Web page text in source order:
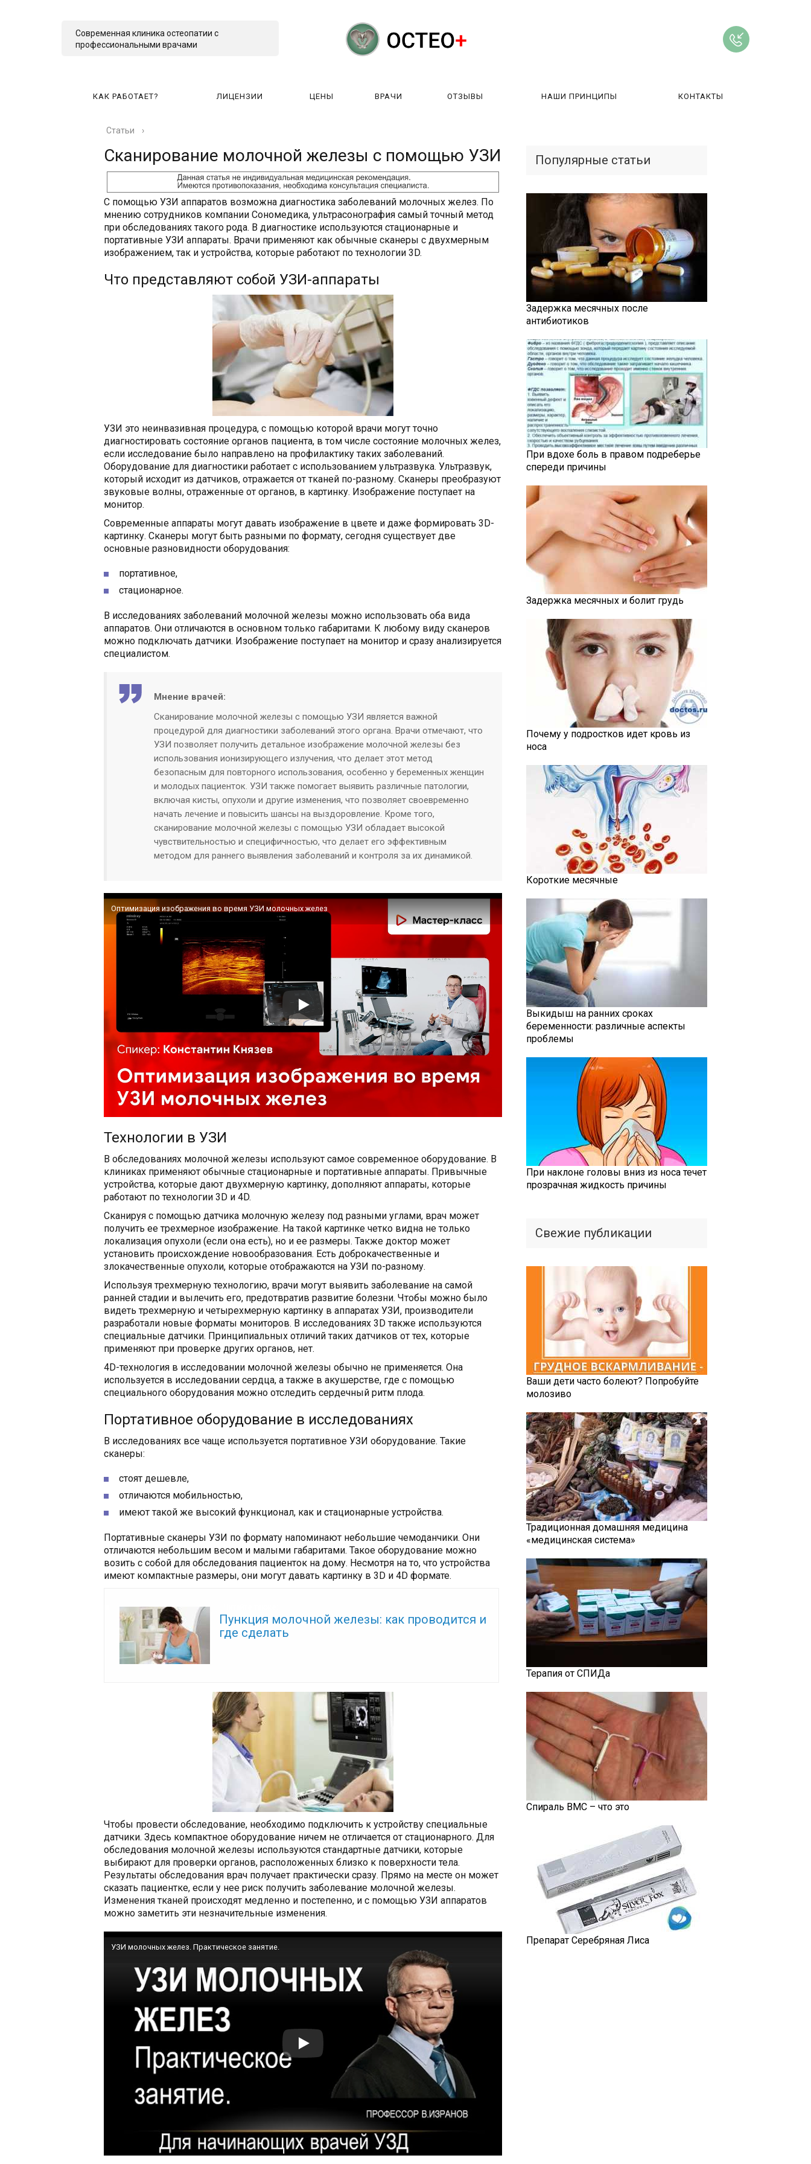
Современная клиника остеопатии с
профессиональными врачами
КАК РАБОТАЕТ? ЛИЦЕНЗИИ ЦЕНЫ ВРАЧИ ОТЗЫВЫ НАШИ ПРИНЦИПЫ КОНТАКТЫ
КАК РАБОТАЕТ? ВРАЧИ
Статьи ›
Сканирование молочной железы с помощью УЗИ
С помощью УЗИ аппаратов возможна диагностика заболеваний молочных желез. По
мнению сотрудников компании Сономедика, ультрасонография самый точный метод
при обследованиях такого рода. В диагностике используются стационарные и
портативные УЗИ аппараты. Врачи применяют как обычные сканеры с двухмерным
изображением, так и устройства, которые работают по технологии 3D.
Что представляют собой УЗИ-аппараты
УЗИ это неинвазивная процедура, с помощью которой врачи могут точно
диагностировать состояние органов пациента, в том числе состояние молочных желез,
если исследование было направлено на профилактику таких заболеваний.
Оборудование для диагностики работает с использованием ультразвука. Ультразвук,
который исходит из датчиков, отражается от тканей по-разному. Сканеры преобразуют
звуковые волны, отраженные от органов, в картинку. Изображение поступает на
монитор.
Современные аппараты могут давать изображение в цвете и даже формировать 3D-
картинку. Сканеры могут быть разными по формату, сегодня существует две
основные разновидности оборудования:
портативное,
стационарное.
В исследованиях заболеваний молочной железы можно использовать оба вида
аппаратов. Они отличаются в основном только габаритами. К любому виду сканеров
можно подключать датчики. Изображение поступает на монитор и сразу анализируется
специалистом.
Мнение врачей:
Сканирование молочной железы с помощью УЗИ является важной
процедурой для диагностики заболеваний этого органа. Врачи отмечают, что
УЗИ позволяет получить детальное изображение молочной железы без
использования ионизирующего излучения, что делает этот метод
безопасным для повторного использования, особенно у беременных женщин
и молодых пациенток. УЗИ также помогает выявить различные патологии,
включая кисты, опухоли и другие изменения, что позволяет своевременно
начать лечение и повысить шансы на выздоровление. Кроме того,
сканирование молочной железы с помощью УЗИ обладает высокой
чувствительностью и специфичностью, что делает его эффективным
методом для раннего выявления заболеваний и контроля за их динамикой.
Оптимизация изображения во время УЗИ молочных желез
Технологии в УЗИ
В обследованиях молочной железы используют самое современное оборудование. В
клиниках применяют обычные стационарные и портативные аппараты. Привычные
устройства, которые дают двухмерную картинку, дополняют аппараты, которые
работают по технологии 3D и 4D.
Сканируя с помощью датчика молочную железу под разными углами, врач может
получить ее трехмерное изображение. На такой картинке четко видна не только
локализация опухоли (если она есть), но и ее размеры. Также доктор может
установить происхождение новообразования. Есть доброкачественные и
злокачественные опухоли, которые отображаются на УЗИ по-разному.
Используя трехмерную технологию, врачи могут выявить заболевание на самой
ранней стадии и вылечить его, предотвратив развитие болезни. Чтобы можно было
видеть трехмерную и четырехмерную картинку в аппаратах УЗИ, производители
разработали новые форматы мониторов. В исследованиях 3D также используются
специальные датчики. Принципиальных отличий таких датчиков от тех, которые
применяют при проверке других органов, нет.
4D-технология в исследовании молочной железы обычно не применяется. Она
используется в исследовании сердца, а также в акушерстве, где с помощью
специального оборудования можно отследить сердечный ритм плода.
Портативное оборудование в исследованиях
В исследованиях все чаще используется портативное УЗИ оборудование. Такие
сканеры:
стоят дешевле,
отличаются мобильностью,
имеют такой же высокий функционал, как и стационарные устройства.
Портативные сканеры УЗИ по формату напоминают небольшие чемоданчики. Они
отличаются небольшим весом и малыми габаритами. Такое оборудование можно
возить с собой для обследования пациенток на дому. Несмотря на то, что устройства
имеют компактные размеры, они могут давать картинку в 3D и 4D формате.
Пункция молочной железы: как проводится и
где сделать
Чтобы провести обследование, необходимо подключить к устройству специальные
датчики. Здесь компактное оборудование ничем не отличается от стационарного. Для
обследования молочной железы используются стандартные датчики, которые
выбирают для проверки органов, расположенных близко к поверхности тела.
Результаты обследования врач получает практически сразу. Прямо на месте он может
сказать пациентке, если у нее риск получить заболевание молочной железы.
Изменения тканей происходят медленно и постепенно, и с помощью УЗИ аппаратов
можно заметить эти незначительные изменения.
УЗИ молочных желез. Практическое занятие.
Популярные статьи
Задержка месячных после
антибиотиков
При вдохе боль в правом подреберье
спереди причины
Задержка месячных и болит грудь
Почему у подростков идет кровь из
носа
Короткие месячные
Выкидыш на ранних сроках
беременности: различные аспекты
проблемы
При наклоне головы вниз из носа течет
прозрачная жидкость причины
Свежие публикации
Ваши дети часто болеют? Попробуйте
молозиво
Традиционная домашняя медицина
«медицинская система»
Терапия от СПИДа
Спираль ВМС – что это
Препарат Серебряная Лиса